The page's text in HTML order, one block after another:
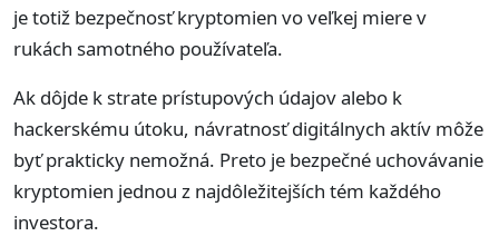
je totiž bezpečnosť kryptomien vo veľkej miere v
rukách samotného používateľa.
Ak dôjde k strate prístupových údajov alebo k
hackerskému útoku, návratnosť digitálnych aktív môže
byť prakticky nemožná. Preto je bezpečné uchovávanie
kryptomien jednou z najdôležitejších tém každého
investora.